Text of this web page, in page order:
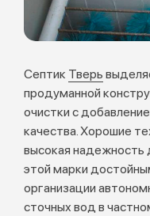
Септик Тверь
продуманной
очистки с
качества. Хорошие
высокая надежность
этой марки
организации
сточных вод в